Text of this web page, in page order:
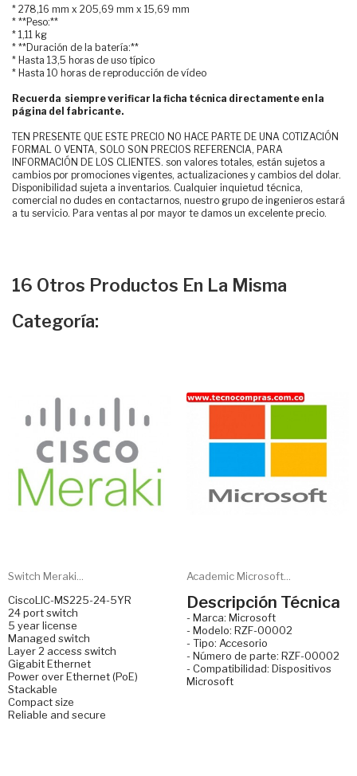
* 278,16 mm x 205,69 mm x 15,69 mm
* **Peso:**
* 1,11 kg
* **Duración de la batería:**
* Hasta 13,5 horas de uso típico
* Hasta 10 horas de reproducción de vídeo
Recuerda siempre verificar la ficha técnica directamente en la
página del fabricante.
TEN PRESENTE QUE ESTE PRECIO NO HACE PARTE DE UNA COTIZACIÓN
FORMAL O VENTA, SOLO SON PRECIOS REFERENCIA, PARA
INFORMACIÓN DE LOS CLIENTES. son valores totales, están sujetos a
cambios por promociones vigentes, actualizaciones y cambios del dolar.
Disponibilidad sujeta a inventarios. Cualquier inquietud técnica,
comercial no dudes en contactarnos, nuestro grupo de ingenieros estará
a tu servicio. Para ventas al por mayor te damos un excelente precio.
16 Otros Productos En La Misma
Categoría:
Switch Meraki...
CiscoLIC-MS225-24-5YR
24 port switch
5 year license
Managed switch
Layer 2 access switch
Gigabit Ethernet
Power over Ethernet (PoE)
Stackable
Compact size
Reliable and secure
Academic Microsoft...
Descripción Técnica
- Marca: Microsoft
- Modelo: RZF-00002
- Tipo: Accesorio
- Número de parte: RZF-00002
- Compatibilidad: Dispositivos
Microsoft